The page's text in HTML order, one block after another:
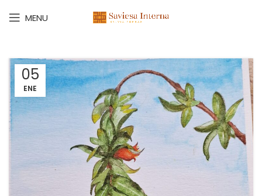
MENU
05
ENE